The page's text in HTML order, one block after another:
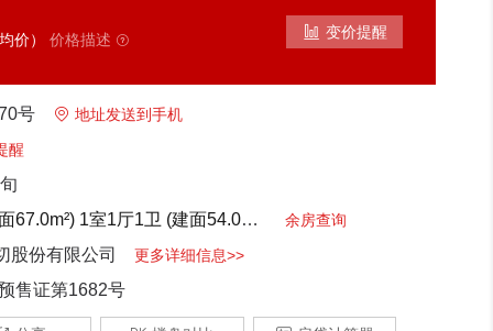
价） 价格描述   变价提醒
号  地址发送到手机
醒
67.0m²) 1室1厅1卫 (建面54.0m²) 2室2厅1卫 (建面101.0m²)
余房查询
股份有限公司 更多详细信息>>
售证第1682号